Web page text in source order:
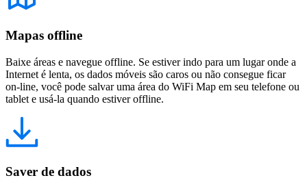
Mapas offline
Baixe áreas e navegue offline. Se estiver indo para um lugar onde a
Internet é lenta, os dados móveis são caros ou não consegue ficar
on-line, você pode salvar uma área do WiFi Map em seu telefone ou
tablet e usá-la quando estiver offline.
Saver de dados